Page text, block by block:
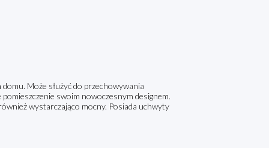
Może służyć do przechowywania
swoim nowoczesnym designem.
wystarczająco mocny. Posiada uchwyty